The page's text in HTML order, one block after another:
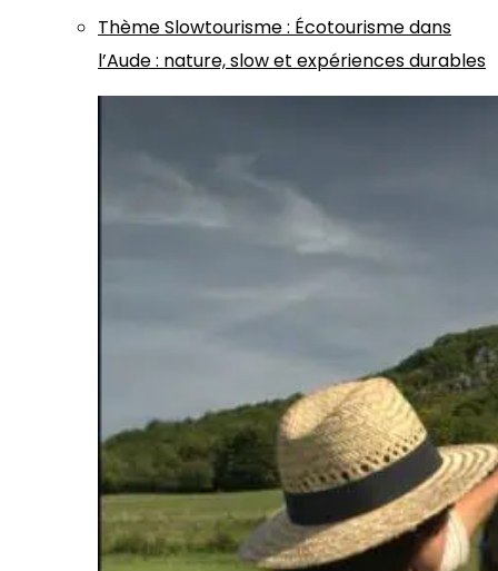
ThèmeSlowtourisme: Écotourisme dans
l’Aude : nature, slow et expériences durables